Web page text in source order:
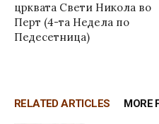
црквата Свети Никола во
Перт (4-та Недела по
Педесетница)
RELATED ARTICLES MORE